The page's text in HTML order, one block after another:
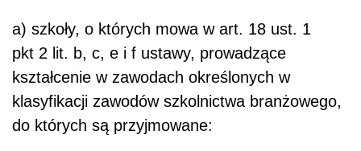
a) szkoły, o których mowa w art. 18 ust. 1
pkt 2 lit. b, c, e i f ustawy, prowadzące
kształcenie w zawodach określonych w
klasyfikacji zawodów szkolnictwa branżowego,
do których są przyjmowane: